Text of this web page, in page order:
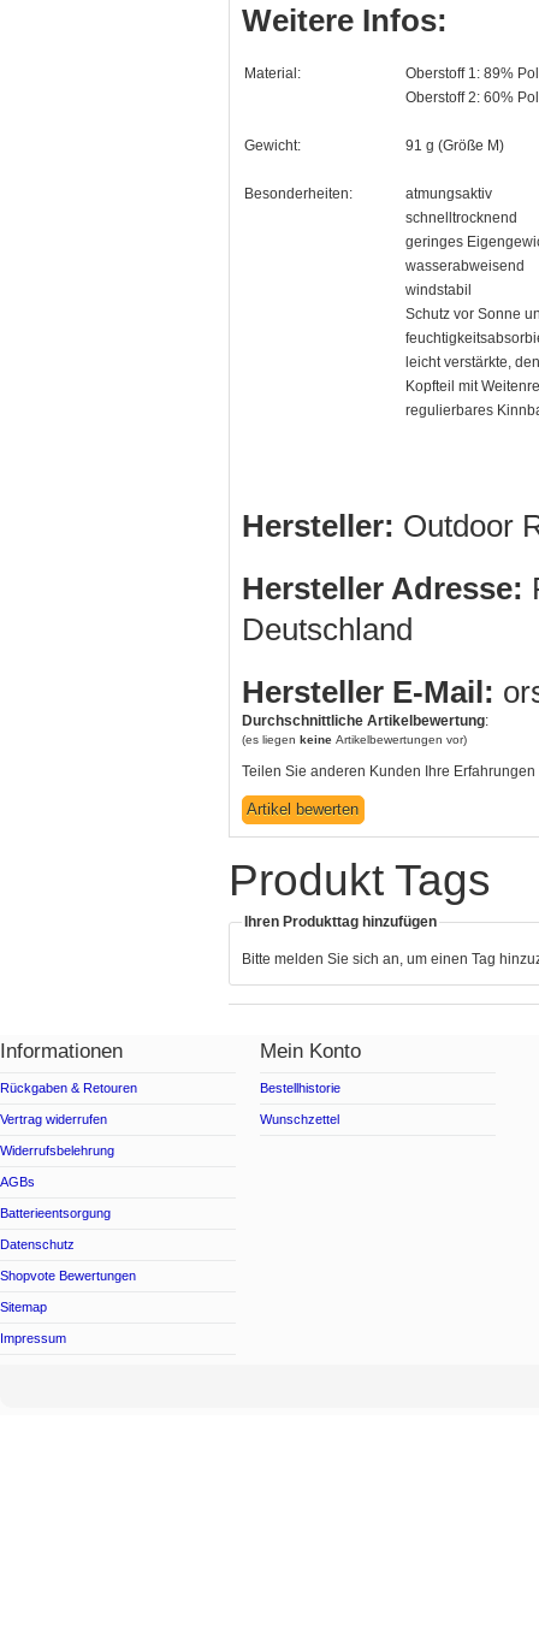
Weitere Infos:
Material:
Oberstoff 1: 89%
Oberstoff 2: 60%
Gewicht: 91 g (Größe M)
Besonderheiten:
atmungsaktiv
schnelltrocknend
geringes
wasserabweisend
windstabil
Schutz vor Sonne
leicht verstärkte,
Kopfteil mit
regulierbares
Hersteller: Outdoor
Hersteller Adresse:
Deutschland
Hersteller E-Mail:
Durchschnittliche Artikelbewertung:
(es liegen keine Artikelbewertungen vor)
Teilen Sie anderen Kunden Ihre Erfahrungen
Produkt Tags
Ihren Produkttag hinzufügen
Bitte melden Sie sich an, um einen Tag
Informationen
Rückgaben & Retouren
Vertrag widerrufen
Widerrufsbelehrung
AGBs
Batterieentsorgung
Datenschutz
Shopvote Bewertungen
Sitemap
Impressum
Mein Konto
Bestellhistorie
Wunschzettel